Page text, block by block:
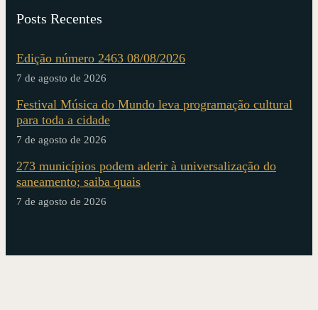
Posts Recentes
Edição número 2463 08/08/2026
7 de agosto de 2026
Festival Música do Mundo leva programação cultural
para toda a cidade
7 de agosto de 2026
273 municípios podem aderir à universalização do
saneamento; saiba quais
7 de agosto de 2026